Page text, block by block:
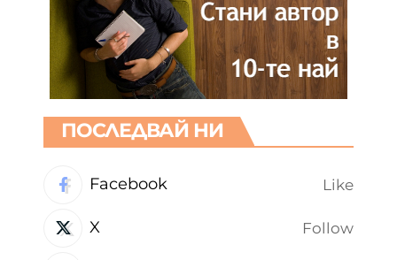
ПОСЛЕДВАЙ НИ
Facebook Like
X Follow